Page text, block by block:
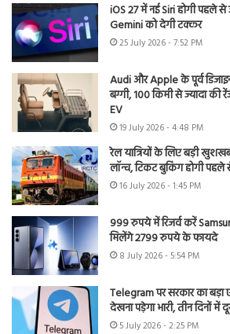
iOS 27 में नई Siri होगी पहले से
Gemini को देगी टक्कर
25 July 2026 - 7:52 PM
Audi और Apple के पूर्व
बग्गी, 100 किमी से ज्यादा
EV
19 July 2026 - 4:48 PM
रेल यात्रियों के लिए बड़ी
लॉन्च, टिकट बुकिंग होगी
16 July 2026 - 1:45 PM
999 रुपये में रिजर्व करें
मिलेंगे 2799 रुपये के फायदे
8 July 2026 - 5:54 PM
Telegram पर सरकार का
देखना पड़ेगा भारी, तीन दिनों में
5 July 2026 - 2:25 PM